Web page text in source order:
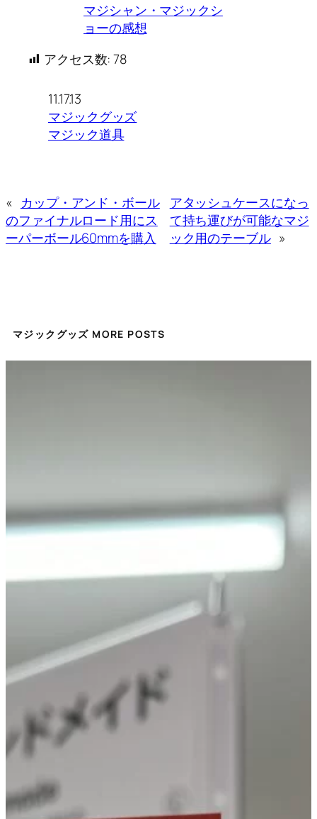
マジシャン・マジックシ
ョーの感想
アクセス数: 78
11.17.13
マジックグッズ
マジック道具
« カップ・アンド・ボール
のファイナルロード用にス
ーパーボール60mmを購入
アタッシュケースになっ
て持ち運びが可能なマジ
ック用のテーブル »
マジックグッズ MORE POSTS